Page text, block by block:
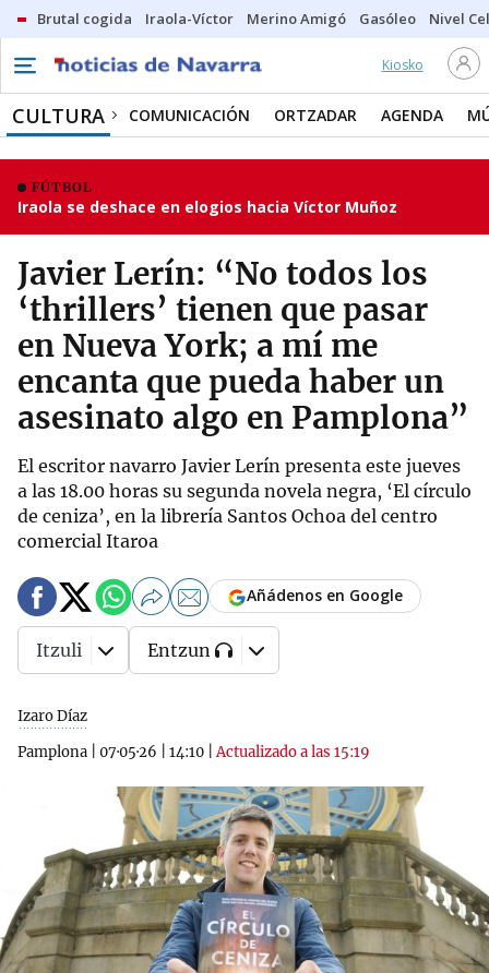
Brutal cogida Iraola-Víctor Merino Amigó Gasóleo Nivel
Kiosko
CULTURA COMUNICACIÓN ORTZADAR AGENDA
FÚTBOL
Iraola se deshace en elogios hacia Víctor Muñoz
Javier Lerín: “No todos los
‘thrillers’ tienen que pasar
en Nueva York; a mí me
encanta que pueda haber un
asesinato algo en Pamplona”
El escritor navarro Javier Lerín presenta este jueves
a las 18.00 horas su segunda novela negra, ‘El círculo
de ceniza’, en la librería Santos Ochoa del centro
comercial Itaroa
Izaro Díaz
Pamplona
07·05·26 14:10 |Actualizado a las 15:19
Añádenos en Google
Itzuli Entzun